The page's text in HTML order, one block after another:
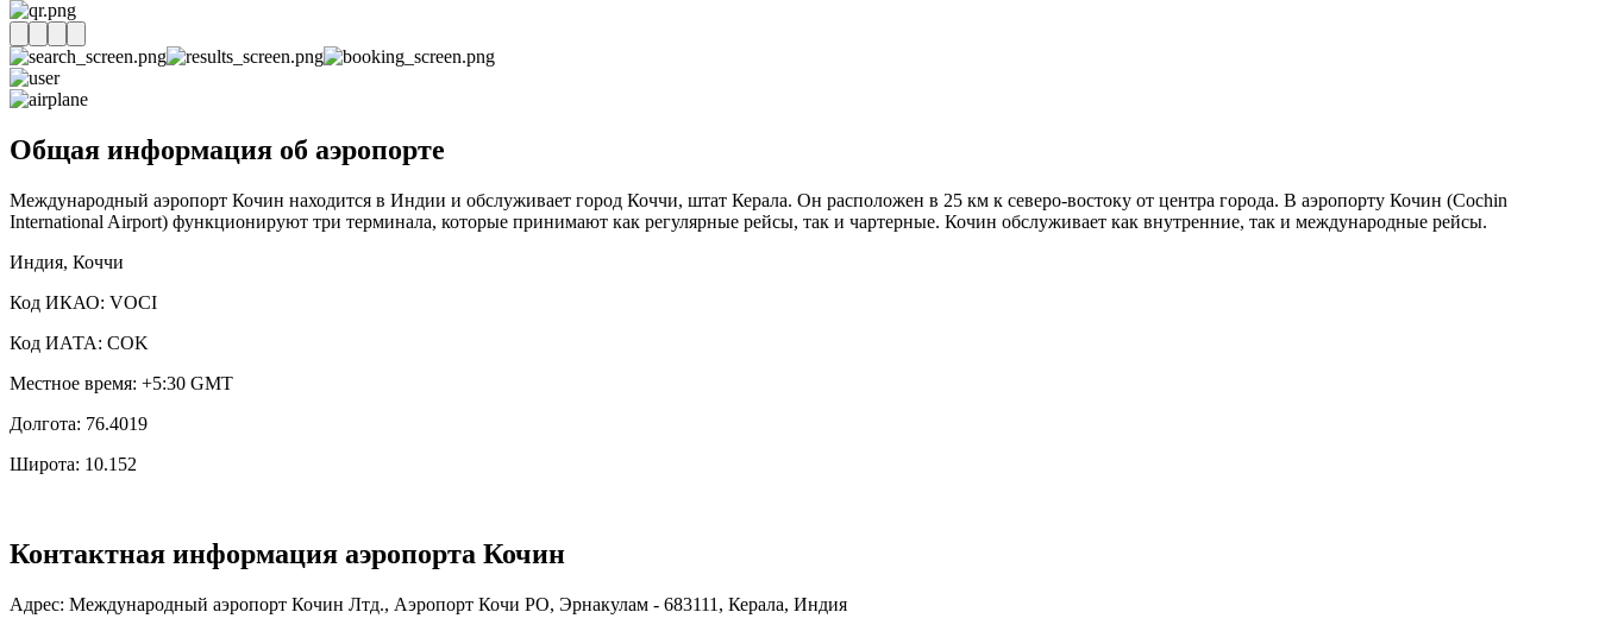
Общая информация об аэропорте
Международный аэропорт Кочин находится в Индии и обслуживает город Коччи, штат Керала. Он расположен в 25 км к северо-востоку от центра города. В аэропорту Кочин (Cochin
International Airport) функционируют три терминала, которые принимают как регулярные рейсы, так и чартерные. Кочин обслуживает как внутренние, так и международные рейсы.
Индия, Коччи
Код ИКАО: VOCI
Код ИАТА: COK
Местное время: +5:30 GMT
Долгота: 76.4019
Широта: 10.152
Контактная информация аэропорта Кочин
Адрес: Международный аэропорт Кочин Лтд., Аэропорт Кочи PO, Эрнакулам - 683111, Керала, Индия